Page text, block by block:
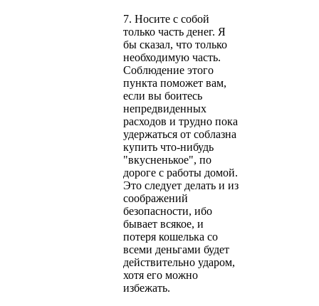
7. Носите с собой
только часть денег. Я
бы сказал, что только
необходимую часть.
Соблюдение этого
пункта поможет вам,
если вы боитесь
непредвиденных
расходов и трудно пока
удержаться от соблазна
купить что-нибудь
"вкусненькое", по
дороге с работы домой.
Это следует делать и из
соображений
безопасности, ибо
бывает всякое, и
потеря кошелька со
всеми деньгами будет
действительно ударом,
хотя его можно
избежать.